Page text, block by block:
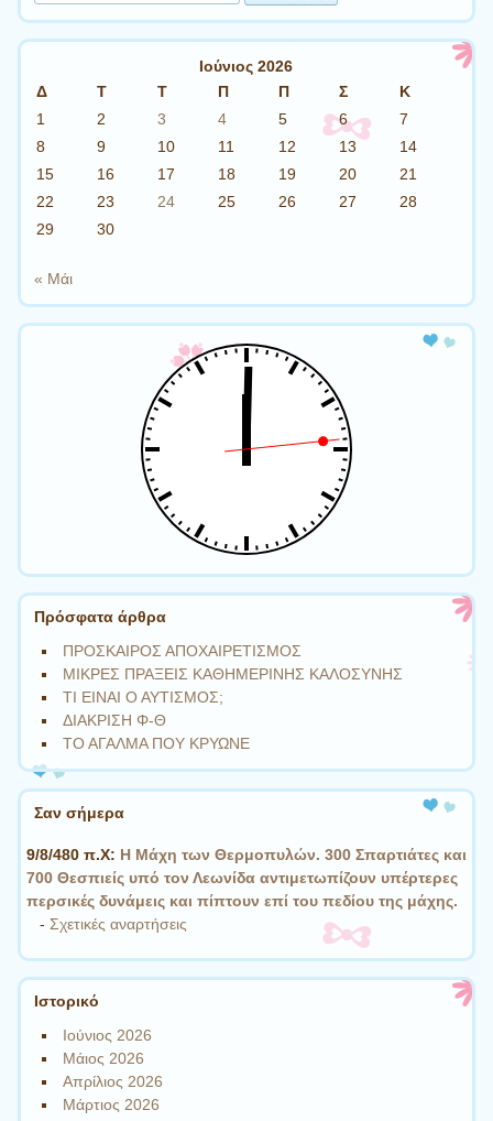
Ιούνιος 2026
Δ
Τ Τ Π Π Σ
Κ
1
2 3 4 5 6
7
8
9 10 11 12 13
14
15
16 17 18 19 20
21
22
23 24 25 26 27
28
29
30
« Μάι
Πρόσφατα άρθρα
ΠΡΟΣΚΑΙΡΟΣ ΑΠΟΧΑΙΡΕΤΙΣΜΟΣ
ΜΙΚΡΕΣ ΠΡΑΞΕΙΣ ΚΑΘΗΜΕΡΙΝΗΣ ΚΑΛΟΣΥΝΗΣ
ΤΙ ΕΙΝΑΙ Ο ΑΥΤΙΣΜΟΣ;
ΔΙΑΚΡΙΣΗ Φ-Θ
ΤΟ ΑΓΑΛΜΑ ΠΟΥ ΚΡΥΩΝΕ
Σαν σήμερα
9/8/480 π.Χ: Η Μάχη των Θερμοπυλών. 300 Σπαρτιάτες και
700 Θεσπιείς υπό τον Λεωνίδα αντιμετωπίζουν υπέρτερες
περσικές δυνάμεις και πίπτουν επί του πεδίου της μάχης.
- Σχετικές αναρτήσεις
Ιστορικό
Ιούνιος 2026
Μάιος 2026
Απρίλιος 2026
Μάρτιος 2026